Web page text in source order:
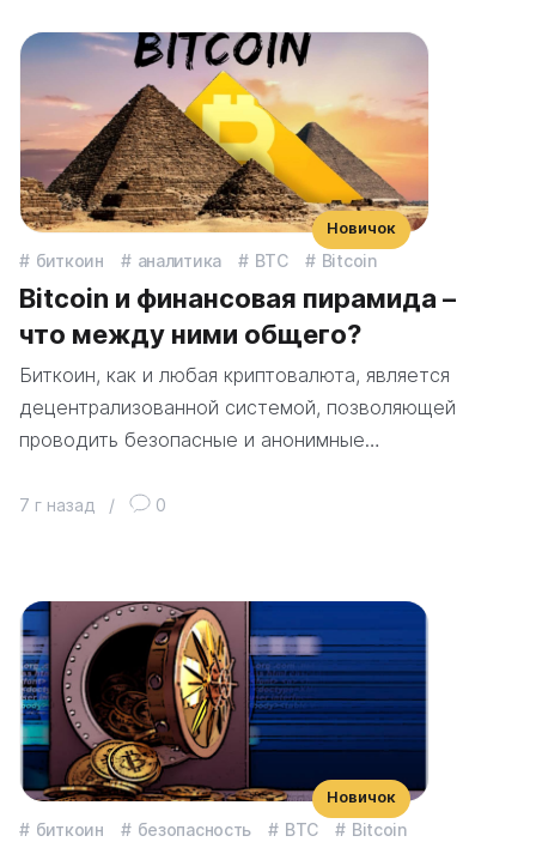
биткоин аналитика BTC Bitcoin
Bitcoin и финансовая пирамида –
что между ними общего?
Биткоин, как и любая криптовалюта, является
децентрализованной системой, позволяющей
проводить безопасные и анонимные…
7 г назад / 0
Новичок
биткоин безопасность BTC Bitcoin
Новичок